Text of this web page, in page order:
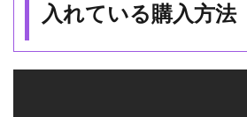
入れている購入方法